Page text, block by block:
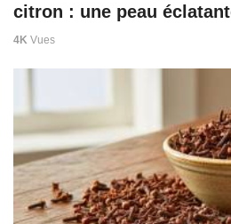
citron : une peau
4K Vues